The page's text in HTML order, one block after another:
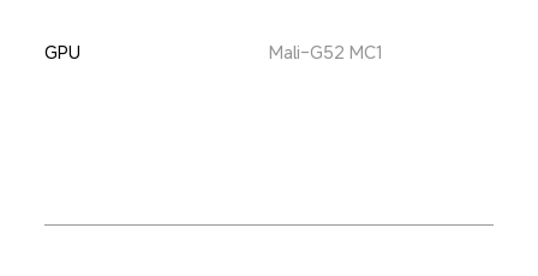
GPU Mali-G52 MC1